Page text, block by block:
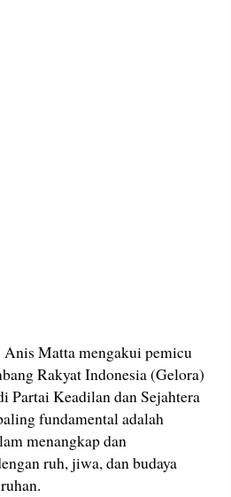
Matta mengakui pemicu
Rakyat Indonesia (Gelora)
Partai Keadilan dan Sejahtera
fundamental adalah
menangkap dan
ruh, jiwa, dan budaya